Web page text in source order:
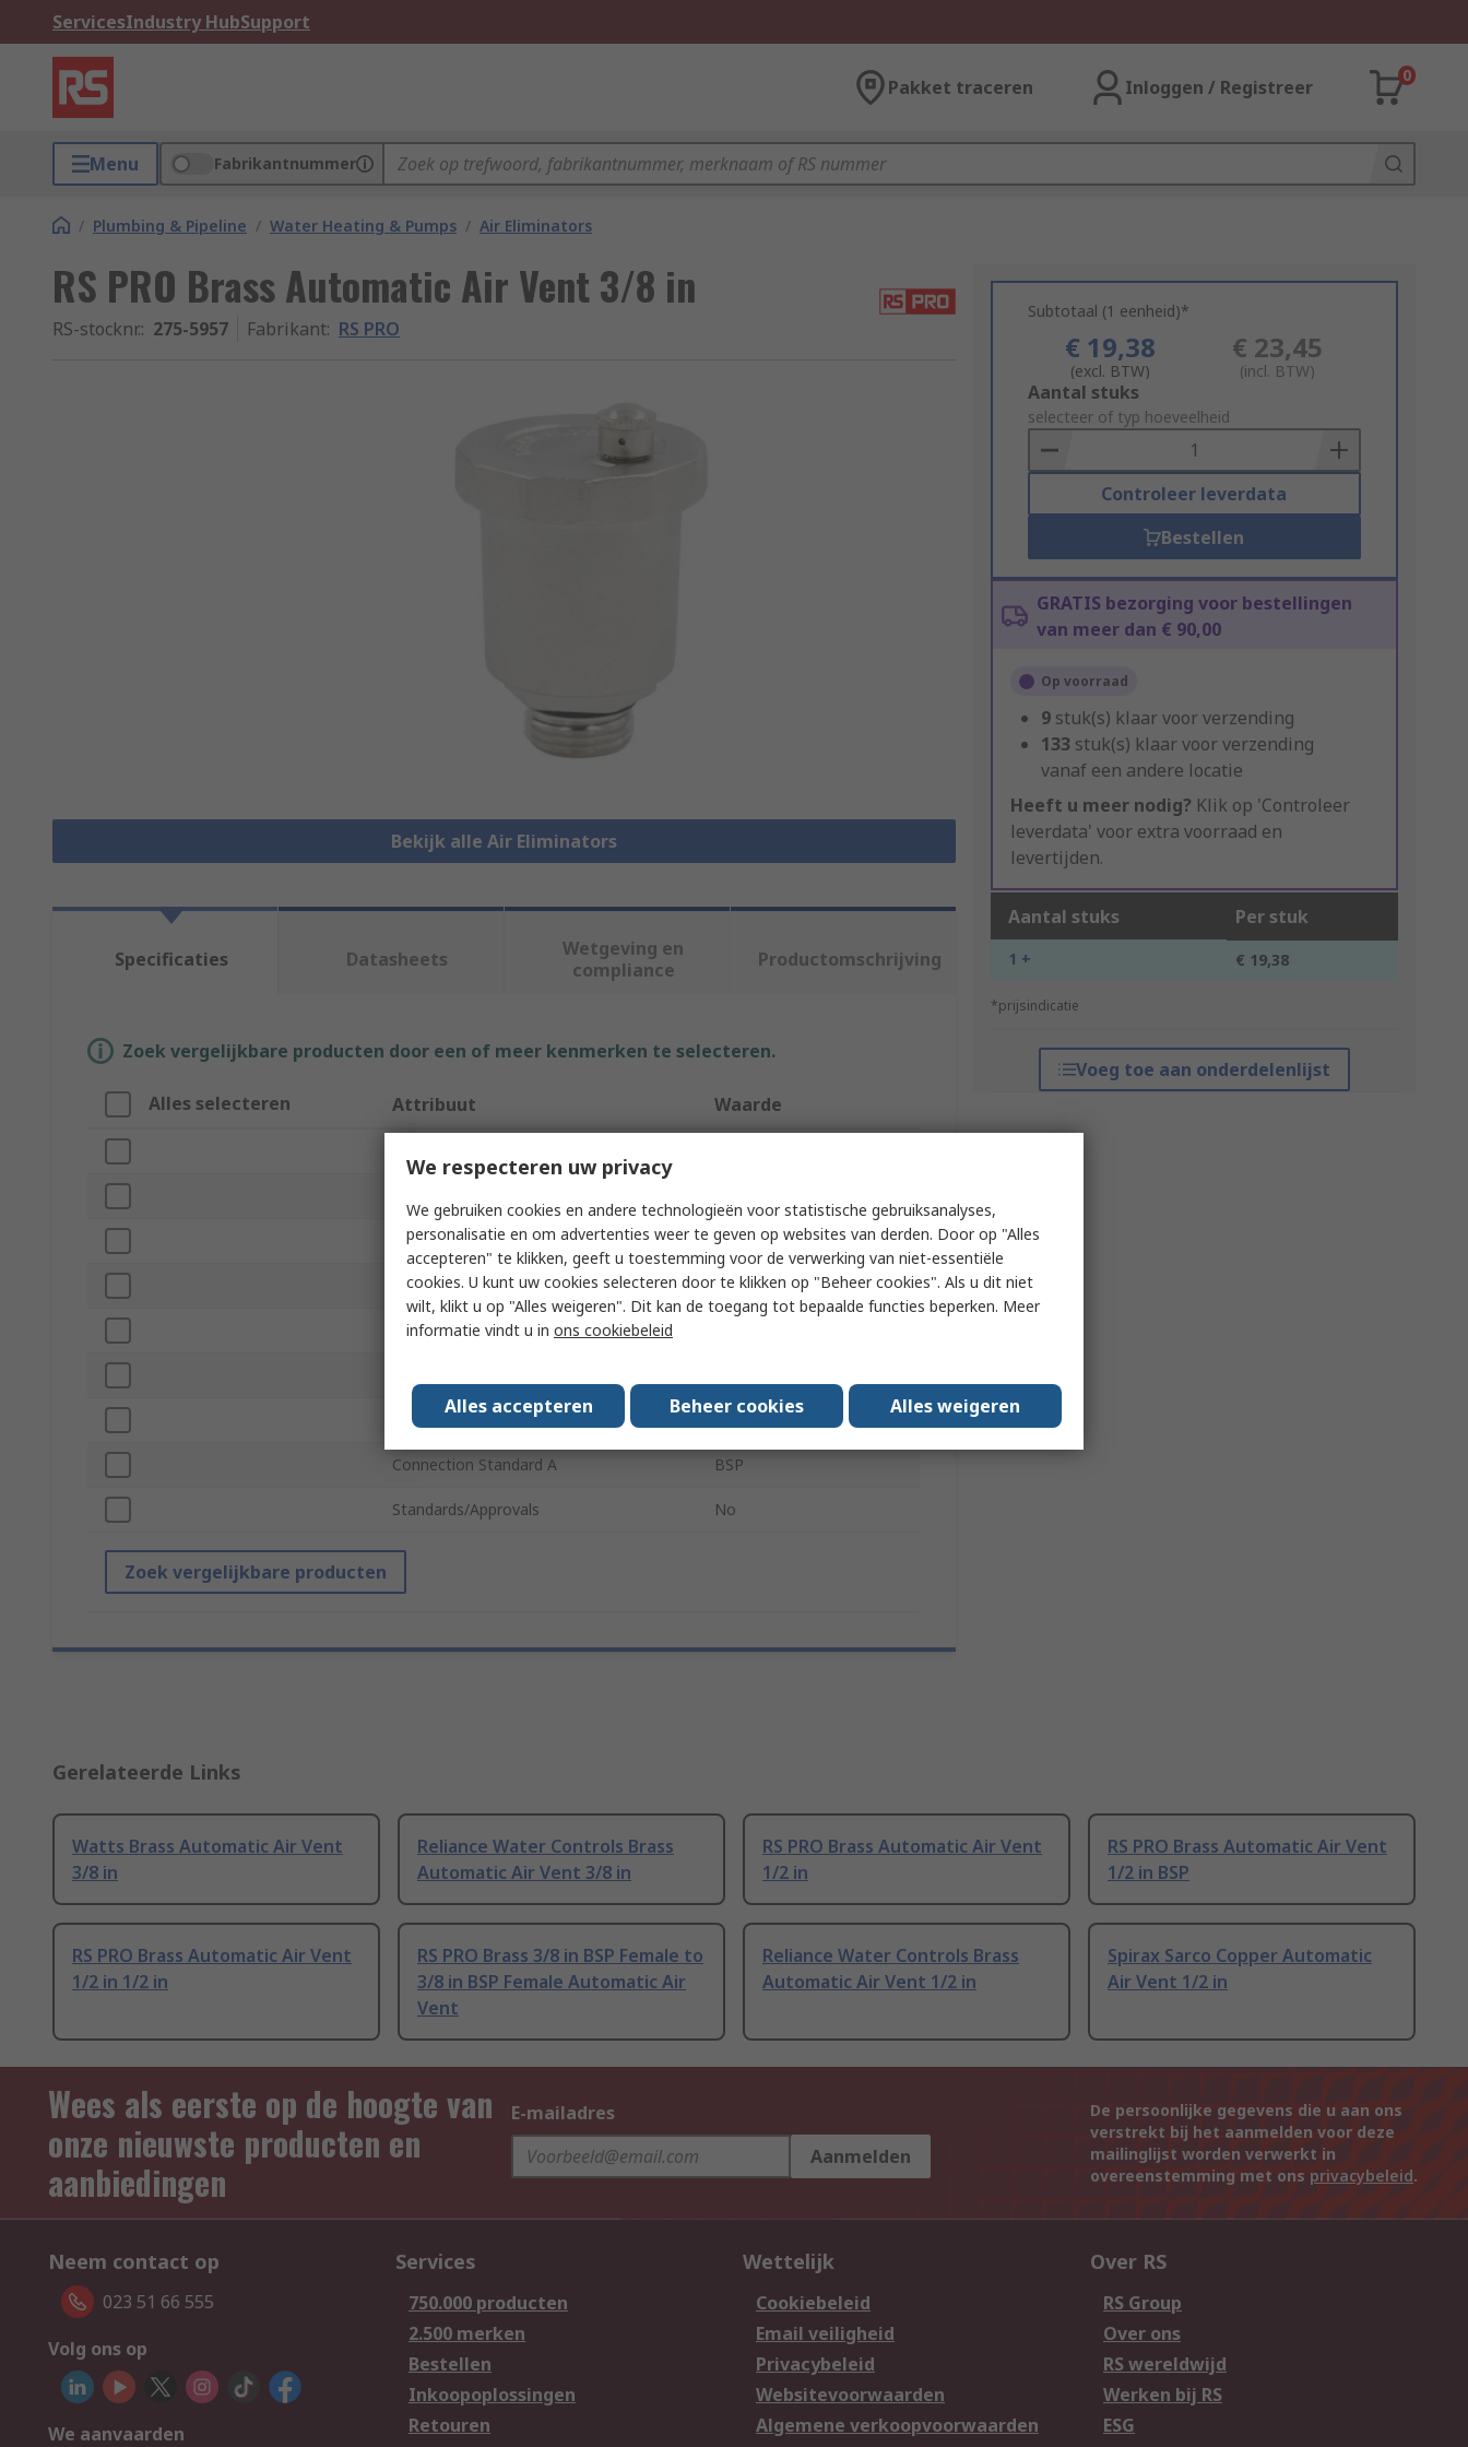
ServicesIndustry HubSupport
Pakket traceren Inloggen / Registreer
0
Menu Fabrikantnummer
/ Plumbing & Pipeline / Water Heating & Pumps / Air Eliminators
RS PRO Brass Automatic Air Vent 3/8 in
RS-stocknr.: 275-5957 Fabrikant: RS PRO
Bekijk alle Air Eliminators
Subtotaal (1 eenheid)*
€ 19,38
(excl. BTW)
€ 23,45
(incl. BTW)
Add
to
Basket
Aantal stuks
selecteer of typ hoeveelheid
Controleer leverdata
Bestellen
GRATIS bezorging voor bestellingen
van meer dan € 90,00
Op voorraad
9 stuk(s) klaar voor verzending
133 stuk(s) klaar voor verzending
vanaf een andere locatie
Heeft u meer nodig? Klik op 'Controleer
leverdata' voor extra voorraad en
levertijden.
Aantal stuks Per stuk
1 + € 19,38
*prijsindicatie
Voeg toe aan onderdelenlijst
Specificaties Datasheets
Wetgeving en
compliance
Productomschrijving
Zoek vergelijkbare producten door een of meer kenmerken te selecteren.
Alles selecteren Attribuut Waarde
Body Material Brass
Connection Type A 3/8 in BSP
Connection Size A
Maximum Operating Pressure
Connection Standard A BSP
Standards/Approvals No
Zoek vergelijkbare producten
Gerelateerde Links
Watts Brass Automatic Air Vent
3/8 in
Reliance Water Controls Brass
Automatic Air Vent 3/8 in
RS PRO Brass Automatic Air Vent
1/2 in
RS PRO Brass Automatic Air Vent
1/2 in BSP
RS PRO Brass Automatic Air Vent
1/2 in 1/2 in
RS PRO Brass 3/8 in BSP Female to
3/8 in BSP Female Automatic Air
Vent
Reliance Water Controls Brass
Automatic Air Vent 1/2 in
Spirax Sarco Copper Automatic
Air Vent 1/2 in
Wees als eerste op de hoogte van
onze nieuwste producten en
aanbiedingen
E-mailadres
Aanmelden
De persoonlijke gegevens die u aan ons
verstrekt bij het aanmelden voor deze
mailinglijst worden verwerkt in
overeenstemming met ons privacybeleid.
Neem contact op
023 51 66 555
Volg ons op
We aanvaarden
Services
750.000 producten
2.500 merken
Bestellen
Inkoopoplossingen
Retouren
Wettelijk
Cookiebeleid
Email veiligheid
Privacybeleid
Websitevoorwaarden
Algemene verkoopvoorwaarden
Over RS
RS Group
Over ons
RS wereldwijd
Werken bij RS
ESG
We respecteren uw privacy
We gebruiken cookies en andere technologieën voor statistische gebruiksanalyses,
personalisatie en om advertenties weer te geven op websites van derden. Door op "Alles
accepteren" te klikken, geeft u toestemming voor de verwerking van niet-essentiële
cookies. U kunt uw cookies selecteren door te klikken op "Beheer cookies". Als u dit niet
wilt, klikt u op "Alles weigeren". Dit kan de toegang tot bepaalde functies beperken. Meer
informatie vindt u in ons cookiebeleid
Alles accepteren Beheer cookies Alles weigeren